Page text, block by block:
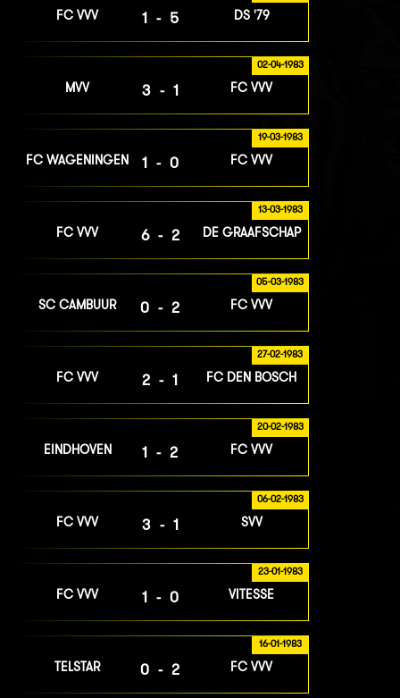
FC VVV 1-5 DS '79
02-04-1983
MVV 3-1 FC VVV
19-03-1983
FC WAGENINGEN 1-0 FC VVV
13-03-1983
FC VVV 6-2 DE GRAAFSCHAP
05-03-1983
SC CAMBUUR 0-2 FC VVV
27-02-1983
FC VVV 2-1 FC DEN BOSCH
20-02-1983
EINDHOVEN 1-2 FC VVV
06-02-1983
FC VVV 3-1 SVV
23-01-1983
FC VVV 1-0 VITESSE
16-01-1983
TELSTAR 0-2 FC VVV